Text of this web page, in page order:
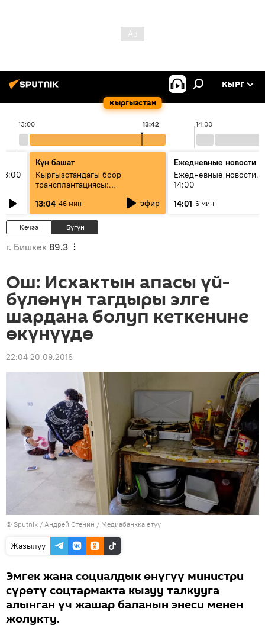
Кыргызстан
КЫРГ
13:00 14:00
13:42
Күн башат
Кыргызстандагы боор
трансплантациясы:
жетишкендиктер жана өнүгүү
келечеги
13:04 46 мин эфир
Ежедневные новости
Ежедневные новости.
14:00
14:01 6 мин
Кечээ Бүгүн
г. Бишкек 89.3
Ош: Исхактын апасы үй-
бүлөнүн тагдыры элге
шардана болуп кеткенине
өкүнүүдө
22:04 20.09.2016
© Sputnik / Андрей Стенин / Медиабанкка өтүү
Жазылуу
Эмгек жана социалдык өнүгүү министри
сүрөтү соцтармакта кызуу талкууга
алынган үч жашар баланын энеси менен
жолукту.